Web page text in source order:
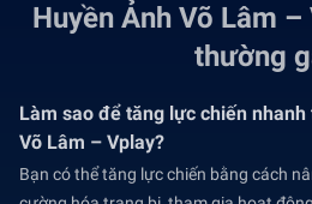
Huyền Ảnh Võ Lâm
thường
Làm sao để tăng lực chiến
Võ Lâm – Vplay?
Bạn có thể tăng lực chiến bằng cách